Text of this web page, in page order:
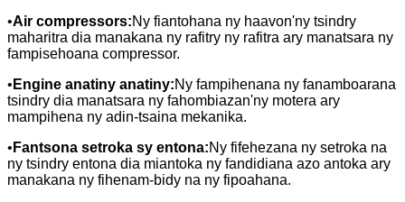
•Air compressors:Ny fiantohana ny haavon'ny tsindry
maharitra dia manakana ny rafitry ny rafitra ary manatsara ny
fampisehoana compressor.
• Engine anatiny anatiny:Ny fampihenana ny fanamboarana
tsindry dia manatsara ny fahombiazan'ny motera ary
mampihena ny adin-tsaina mekanika.
• Fantsona setroka sy entona:Ny fifehezana ny setroka na
ny tsindry entona dia miantoka ny fandidiana azo antoka ary
manakana ny fihenam-bidy na ny fipoahana.